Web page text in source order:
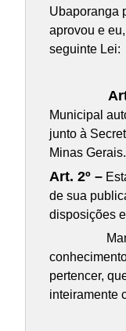
Ubaporanga
aprovou e
seguinte Lei:
Municipal
junto à
Minas Gerais.
Art. 2º –
de sua
disposições
pertencer,
inteiramente